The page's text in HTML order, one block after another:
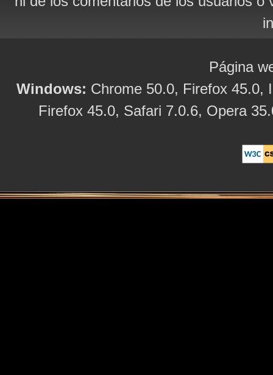
Página
Windows: Chrome 50.0, Firefox 45.0,
Firefox 45.0, Safari 7.0.6, Opera